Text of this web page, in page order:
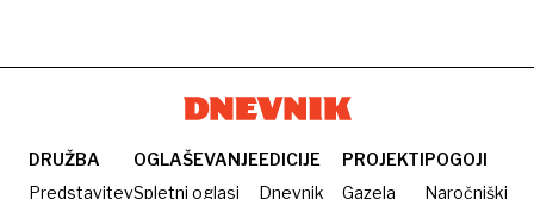
DRUŽBA
Predstavitev
OGLAŠEVANJE
Spletni oglasi
EDICIJE
Dnevnik
PROJEKTI
Gazela
POGOJI
Naročniški